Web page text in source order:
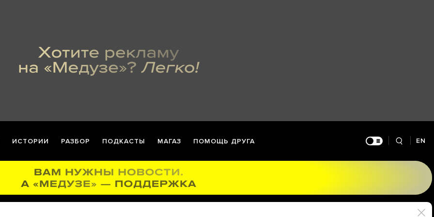
ИСТОРИИ РАЗБОР ПОДКАСТЫ МАГАЗ ПОМОЩЬ ДРУГА EN